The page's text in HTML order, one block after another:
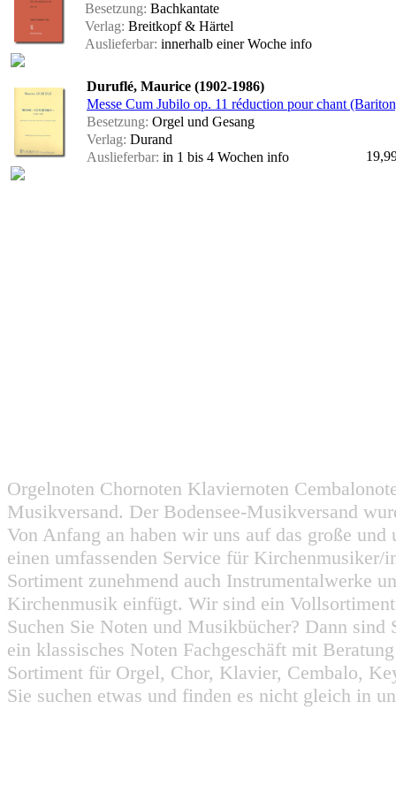
Besetzung: Bachkantate
Verlag: Breitkopf & Härtel
Auslieferbar: innerhalb einer Woche info
Duruflé, Maurice (1902-1986)
Messe Cum Jubilo op. 11 réduction pour chant
Besetzung: Orgel und Gesang
Verlag: Durand
Auslieferbar: in 1 bis 4 Wochen info
Orgelnoten Chornoten Klaviernoten
Musikversand. Der Bodensee-Musikversand
Von Anfang an haben wir uns auf das große
einen umfassenden Service für
Sortiment zunehmend auch Instrumentalwerke
Kirchenmusik einfügt. Wir sind ein
Suchen Sie Noten und Musikbücher? Dann
ein klassisches Noten Fachgeschäft mit
Sortiment für Orgel, Chor, Klavier, Cembalo,
Sie suchen etwas und finden es nicht gleich in